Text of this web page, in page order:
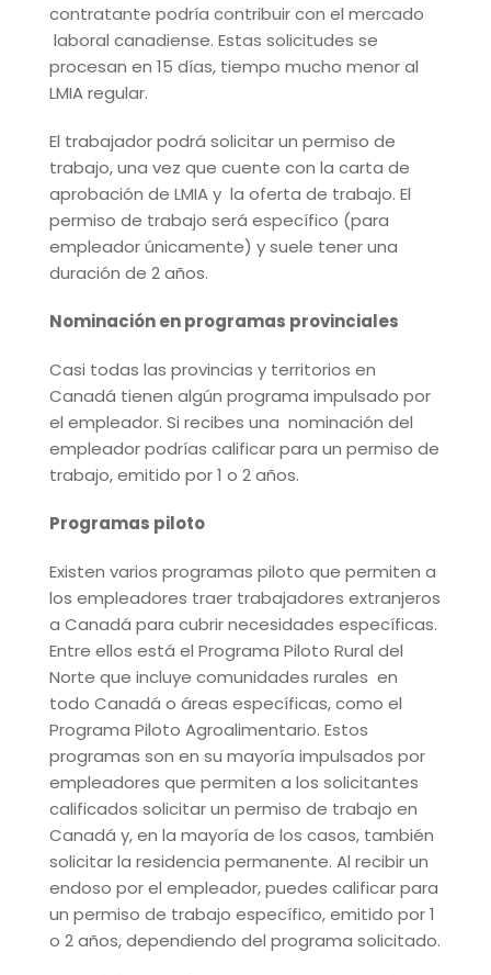
contratante podría contribuir con el mercado
laboral canadiense. Estas solicitudes se
procesan en 15 días, tiempo mucho menor al
LMIA regular.
El trabajador podrá solicitar un permiso de
trabajo, una vez que cuente con la carta de
aprobación de LMIA y la oferta de trabajo. El
permiso de trabajo será específico (para
empleador únicamente) y suele tener una
duración de 2 años.
Nominación en programas provinciales
Casi todas las provincias y territorios en
Canadá tienen algún programa impulsado por
el empleador. Si recibes una nominación del
empleador podrías calificar para un permiso de
trabajo, emitido por 1 o 2 años.
Programas piloto
Existen varios programas piloto que permiten a
los empleadores traer trabajadores extranjeros
a Canadá para cubrir necesidades específicas.
Entre ellos está el Programa Piloto Rural del
Norte que incluye comunidades rurales en
todo Canadá o áreas específicas, como el
Programa Piloto Agroalimentario. Estos
programas son en su mayoría impulsados por
empleadores que permiten a los solicitantes
calificados solicitar un permiso de trabajo en
Canadá y, en la mayoría de los casos, también
solicitar la residencia permanente. Al recibir un
endoso por el empleador, puedes calificar para
un permiso de trabajo específico, emitido por 1
o 2 años, dependiendo del programa solicitado.